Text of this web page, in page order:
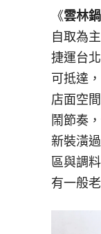
《雲林
自取為
捷運台
可抵達
店面空
鬧節奏
新裝潢
區與調
有一般